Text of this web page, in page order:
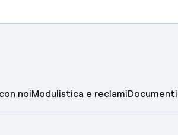
noiModulistica e reclami